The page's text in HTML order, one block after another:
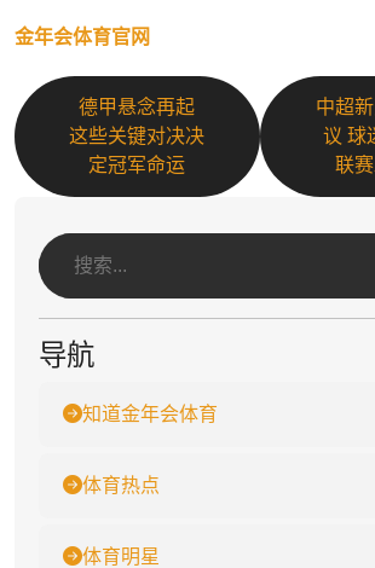
金年会体育官网
德甲悬念再起
这些关键对决决
定冠军命运
中超
议 球
联
导航
知道金年会体育
体育热点
体育明星